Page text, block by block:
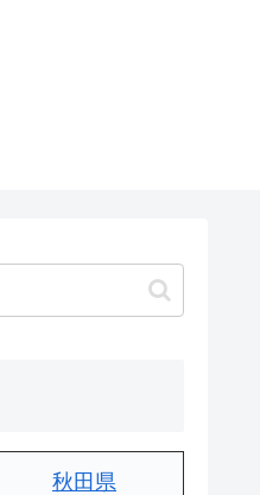
秋田県